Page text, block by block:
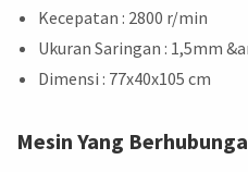
Kecepatan : 2800 r/min
Ukuran Saringan : 1,5mm
Dimensi : 77x40x105 cm
Mesin Yang